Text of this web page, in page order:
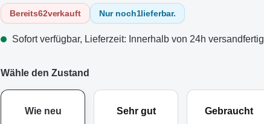
Bereits62verkauft Nur noch1lieferbar.
Sofort verfügbar, Lieferzeit: Innerhalb von 24h versandfertig
Wähle den Zustand
Wie neu Sehr gut Gebraucht